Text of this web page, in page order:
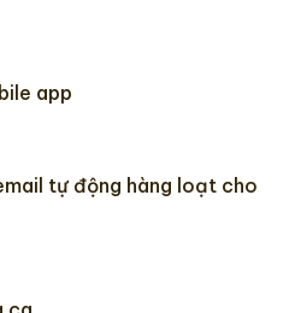
app
tự động hàng loạt cho